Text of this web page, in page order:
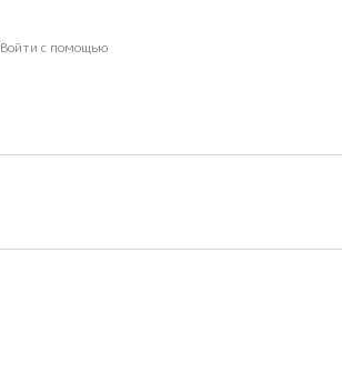
Войти с помощью